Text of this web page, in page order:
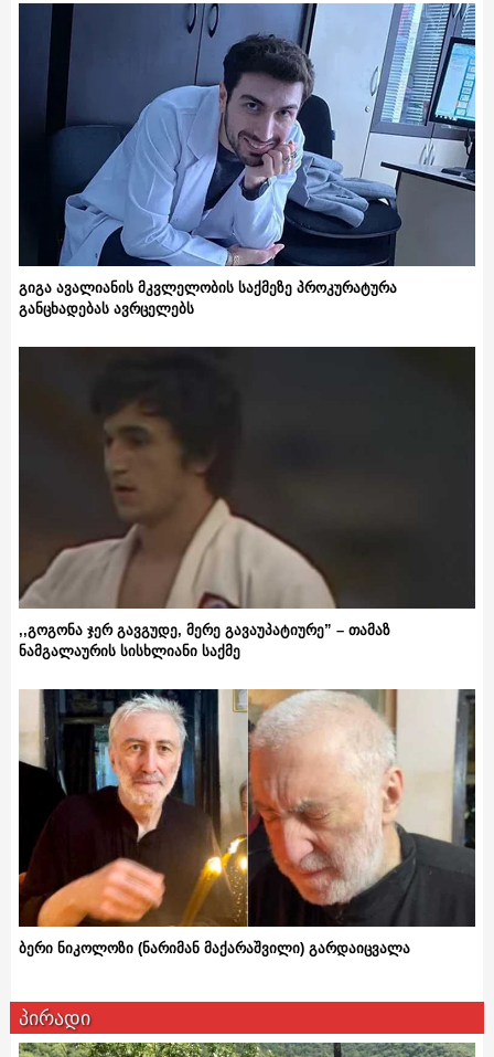
გიგა ავალიანის მკვლელობის საქმეზე პროკურატურა
განცხადებას ავრცელებს
,,გოგონა ჯერ გავგუდე, მერე გავაუპატიურე” – თამაზ
ნამგალაურის სისხლიანი საქმე
ბერი ნიკოლოზი (ნარიმან მაქარაშვილი) გარდაიცვალა
პირადი